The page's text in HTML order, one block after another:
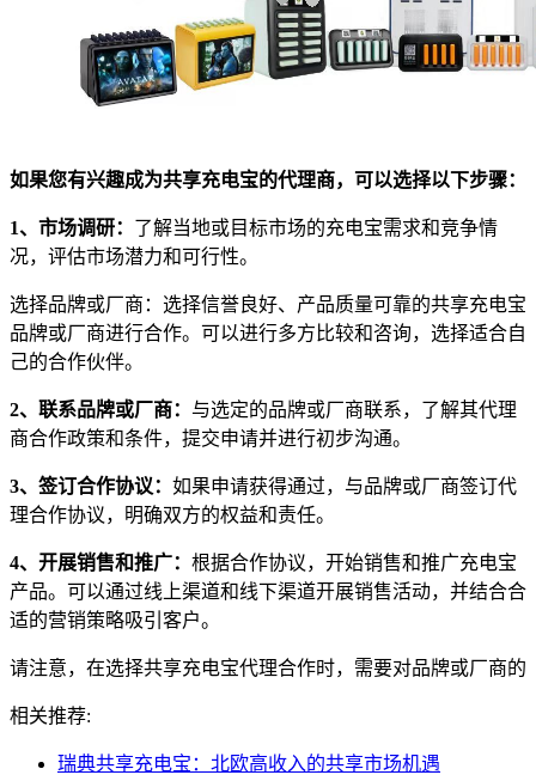
如果您有兴趣成为共享充电宝的代理商，可以选择以下步骤：
1、市场调研： 了解当地或目标市场的充电宝需求和竞争情
况，评估市场潜力和可行性。
选择品牌或厂商：选择信誉良好、产品质量可靠的共享充电宝
品牌或厂商进行合作。可以进行多方比较和咨询，选择适合自
己的合作伙伴。
2、联系品牌或厂商： 与选定的品牌或厂商联系，了解其代理
商合作政策和条件，提交申请并进行初步沟通。
3、签订合作协议： 如果申请获得通过，与品牌或厂商签订代
理合作协议，明确双方的权益和责任。
4、开展销售和推广： 根据合作协议，开始销售和推广充电宝
产品。可以通过线上渠道和线下渠道开展销售活动，并结合合
适的营销策略吸引客户。
请注意，在选择共享充电宝代理合作时，需要对品牌或厂商的
相关推荐:
瑞典共享充电宝：北欧高收入的共享市场机遇